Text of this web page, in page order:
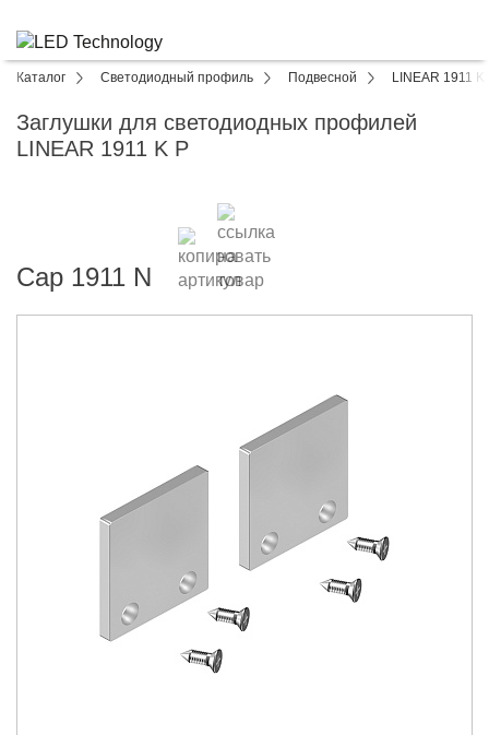
Каталог Светодиодный профиль Подвесной LINEAR 1911 K
Заглушки для светодиодных профилей
LINEAR 1911 K P
Cap 1911 N